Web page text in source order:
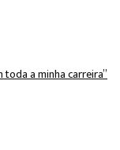
toda a minha carreira”